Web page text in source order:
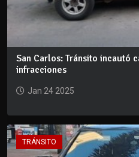
San Carlos: Tránsito incautó
infracciones
Jan 24 2025
TRÁNSITO